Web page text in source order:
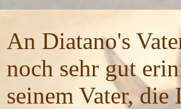
An Diatano's
noch sehr gut
seinem Vater,